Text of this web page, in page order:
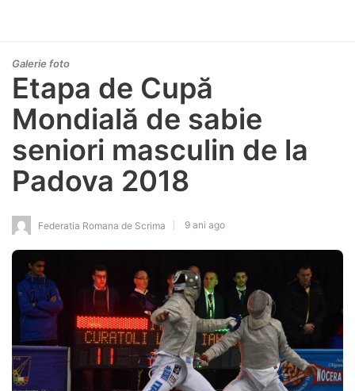
Galerie foto
Etapa de Cupă
Mondială de sabie
seniori masculin de la
Padova 2018
Federatia Romana de Scrima 9 ani ago